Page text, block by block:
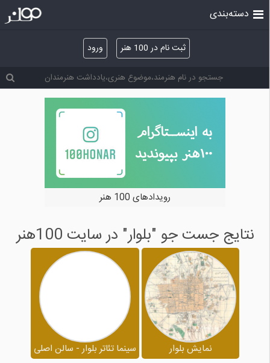
ثبت نام در 100 هنر ورود
دسته‌بندی
رویدادهای 100 هنر
نتایج جست جو "بلوار" در سایت 100هنر
نمایش بلوار سینما تئاتر بلوار - سالن اصلی